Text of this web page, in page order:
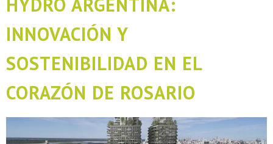
INNOVACIÓN Y
SOSTENIBILIDAD EN EL
CORAZÓN DE ROSARIO